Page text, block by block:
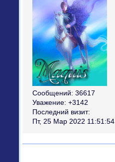
Сообщений: 36617
Уважение: +3142
Последний визит:
Пт, 25 Мар 2022 11:51:54